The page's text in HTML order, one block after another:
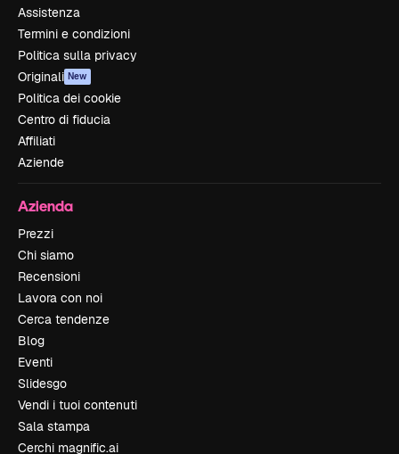
Assistenza
Termini e condizioni
Politica sulla privacy
Originali New
Politica dei cookie
Centro di fiducia
Affiliati
Aziende
Azienda
Prezzi
Chi siamo
Recensioni
Lavora con noi
Cerca tendenze
Blog
Eventi
Slidesgo
Vendi i tuoi contenuti
Sala stampa
Cerchi magnific.ai